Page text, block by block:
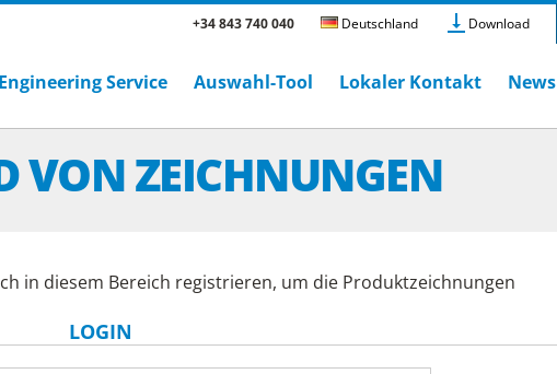
+34 843 740 040 Deutschland Download
Engineering Service Auswahl-Tool Lokaler Kontakt News
VON ZEICHNUNGEN
in diesem Bereich registrieren, um die Produktzeichnungen
LOGIN